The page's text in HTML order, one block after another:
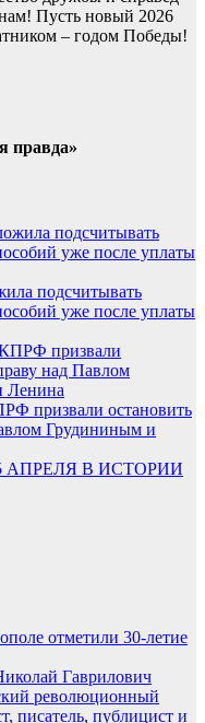
Пусть новый 2026
– годом Победы!
правда»
подсчитывать
уже после уплаты
призвали остановить
Грудининым и
АПРЕЛЯ В ИСТОРИИ
отметили 30-летие